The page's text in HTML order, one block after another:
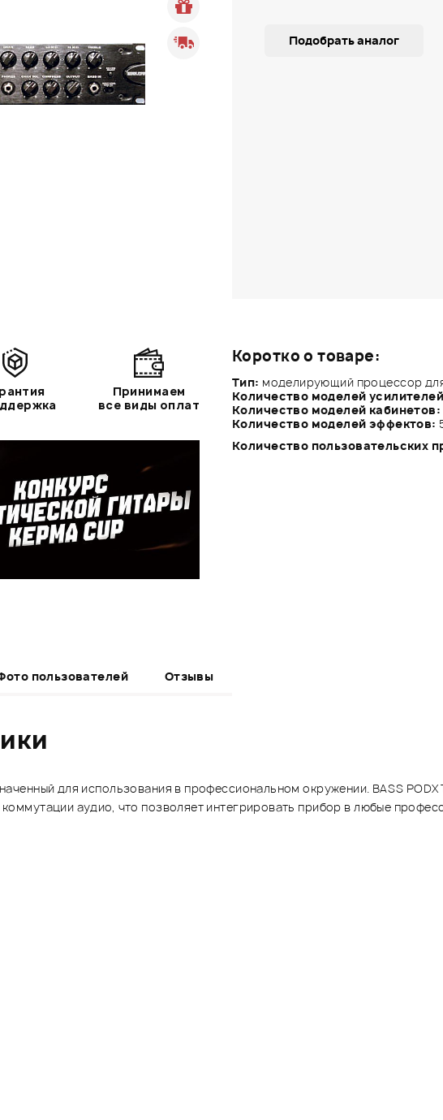
Коротко о товаре:
Тип: моделирующий процессор
Количество моделей
Количество моделей кабинетов:
Количество моделей эффектов:
Количество пользовательских
Подобрать аналог
Принимаем
все виды оплат
пользователей Отзывы
для использования в профессиональном окружении. BASS
аудио, что позволяет интегрировать прибор в любые